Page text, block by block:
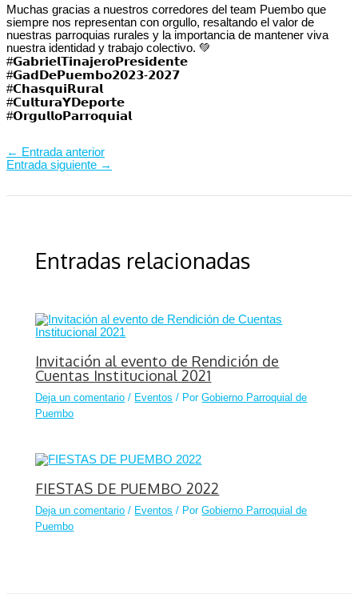
Muchas gracias a nuestros corredores del team Puembo que
siempre nos representan con orgullo, resaltando el valor de
nuestras parroquias rurales y la importancia de mantener viva
nuestra identidad y trabajo colectivo. 💚
#𝗚𝗮𝗯𝗿𝗶𝗲𝗹𝗧𝗶𝗻𝗮𝗷𝗲𝗿𝗼𝗣𝗿𝗲𝘀𝗶𝗱𝗲𝗻𝘁𝗲⁣⁣⁣⁣⁣
#𝗚𝗮𝗱𝗗𝗲𝗣𝘂𝗲𝗺𝗯𝗼𝟮𝟬𝟮𝟯-𝟮𝟬𝟮𝟳⁣⁣⁣⁣⁣
#𝗖𝗵𝗮𝘀𝗾𝘂𝗶𝗥𝘂𝗿𝗮𝗹
#𝗖𝘂𝗹𝘁𝘂𝗿𝗮𝗬𝗗𝗲𝗽𝗼𝗿𝘁𝗲
#𝗢𝗿𝗴𝘂𝗹𝗹𝗼𝗣𝗮𝗿𝗿𝗼𝗾𝘂𝗶𝗮𝗹
← Entrada anterior
Entrada siguiente →
Entradas relacionadas
Invitación al evento de Rendición de
Cuentas Institucional 2021
Deja un comentario / Eventos / PorGobierno Parroquial de
Puembo
FIESTAS DE PUEMBO 2022
Deja un comentario / Eventos / PorGobierno Parroquial de
Puembo